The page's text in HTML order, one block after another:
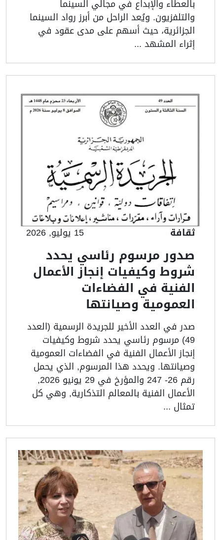
بالعطاء والإبداع في مجالي السينما
والتلفزيون. ويُعد الراحل من أبرز رواد السينما
الجزائرية، حيث أسهم على مدى عقود في
إثراء المشهد ...
ثقافة 15 يوليو, 2026
صدور مرسوم رئاسي يحدد
شروط وكيفيات إنجاز الأعمال
الفنية في الفضاءات
العمومية وصيانتها
صدر في العدد الأخير للجريدة الرسمية (العدد
49) مرسوم رئاسي يحدد شروط وكيفيات
إنجاز الأعمال الفنية في الفضاءات العمومية
وصيانتها. ويحدد هذا المرسوم, الذي يحمل
رقم 26- 247 والمؤرخ في 29 يونيو 2026,
الأعمال الفنية بالمعالم التذكارية, وهي كل
تمثال ...